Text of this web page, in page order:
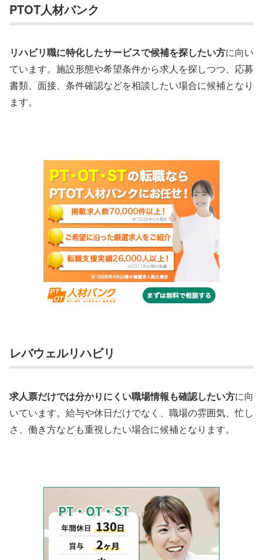
PTOT人材バンク
リハビリ職に特化したサービスで候補を探したい方に向い
ています。施設形態や希望条件から求人を探しつつ、応募
書類、面接、条件確認などを相談したい場合に候補となり
ます。
レバウェルリハビリ
求人票だけでは分かりにくい職場情報も確認したい方に向
いています。給与や休日だけでなく、職場の雰囲気、忙し
さ、働き方なども重視したい場合に候補となります。